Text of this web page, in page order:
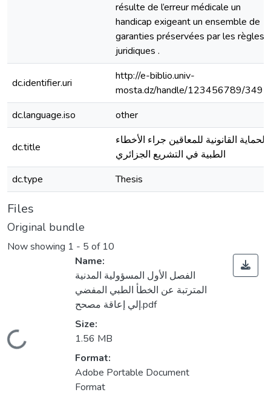
résulte de l’erreur médicale un
handicap exigeant un ensemble de
garanties préservées par les règles
juridiques .
dc.identifier.uri
http://e-biblio.univ-
mosta.dz/handle/123456789/3492
dc.language.iso
other
dc.title
الحماية القانونية للمعاقين جراء الأخطاء
الطبية في التشريع الجزائري
dc.type
Thesis
Files
Original bundle
Now showing 1 - 5 of 10
Loading...
Name:
الفصل الأول المسؤولية المدنية
المترتبة عن الخطأ الطبي المفضي
إلي إعاقة مصحح.pdf
Size:
1.56 MB
Format:
Adobe Portable Document
Format